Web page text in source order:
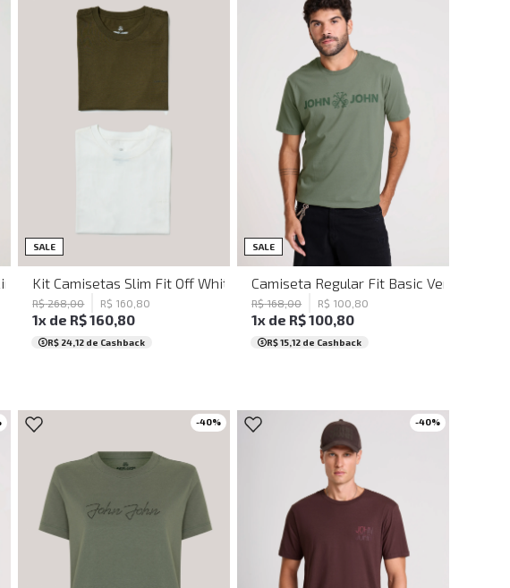
Médio John John Masculina
SALE M G GG
Kit Camisetas Slim Fit Off White e Verde John John Masculino
R$ 268,00 R$ 160 80
1x de R$160,80
R$ 24,12 de Cashback
SALE PP GG
Camiseta Regular Fit Basic Verde Joh
R$ 168,00 R$ 100 80
1x de R$100,80
R$ 15,12 de Cashback
-40% -40%